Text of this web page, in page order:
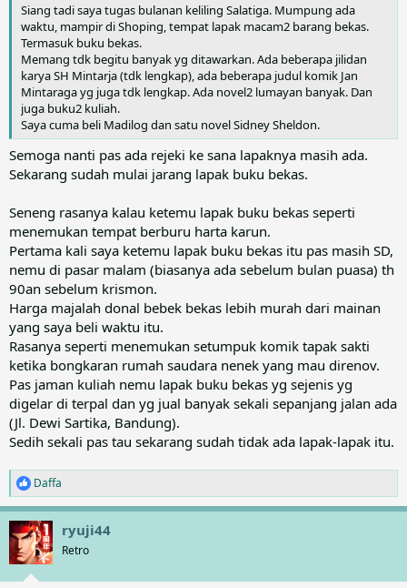
Siang tadi saya tugas bulanan keliling Salatiga. Mumpung ada
waktu, mampir di Shoping, tempat lapak macam2 barang bekas.
Termasuk buku bekas.
Memang tdk begitu banyak yg ditawarkan. Ada beberapa jilidan
karya SH Mintarja (tdk lengkap), ada beberapa judul komik Jan
Mintaraga yg juga tdk lengkap. Ada novel2 lumayan banyak. Dan
juga buku2 kuliah.
Saya cuma beli Madilog dan satu novel Sidney Sheldon.
Semoga nanti pas ada rejeki ke sana lapaknya masih ada.
Sekarang sudah mulai jarang lapak buku bekas.
Seneng rasanya kalau ketemu lapak buku bekas seperti
menemukan tempat berburu harta karun.
Pertama kali saya ketemu lapak buku bekas itu pas masih SD,
nemu di pasar malam (biasanya ada sebelum bulan puasa) th
90an sebelum krismon.
Harga majalah donal bebek bekas lebih murah dari mainan
yang saya beli waktu itu.
Rasanya seperti menemukan setumpuk komik tapak sakti
ketika bongkaran rumah saudara nenek yang mau direnov.
Pas jaman kuliah nemu lapak buku bekas yg sejenis yg
digelar di terpal dan yg jual banyak sekali sepanjang jalan ada
(Jl. Dewi Sartika, Bandung).
Sedih sekali pas tau sekarang sudah tidak ada lapak-lapak itu.
R
e
a
c
t
i
Daffa
ryuji44
Retro